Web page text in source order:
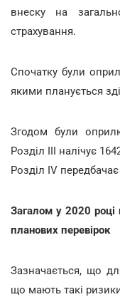
внеску на
страхування.
Спочатку були
якими планується
Згодом були
Розділ ІІІ налічує
Розділ IV
Загалом у 2020 році
планових перевірок
Зазначається, що
що мають такі